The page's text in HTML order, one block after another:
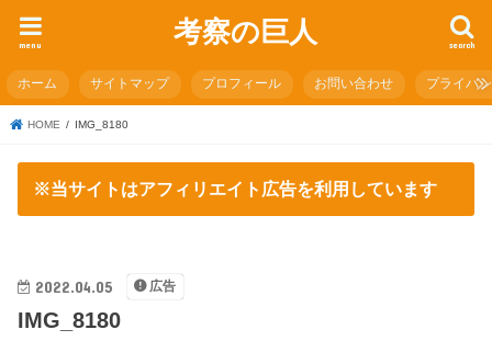
考察の巨人 search
menu
ホーム サイトマップ プロフィール お問い合わせ プライバ
HOME IMG_8180
※当サイトはアフィリエイト広告を利用しています
2022.04.05 広告
IMG_8180